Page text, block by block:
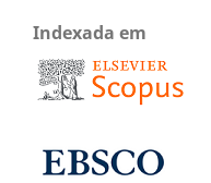
Indexada em